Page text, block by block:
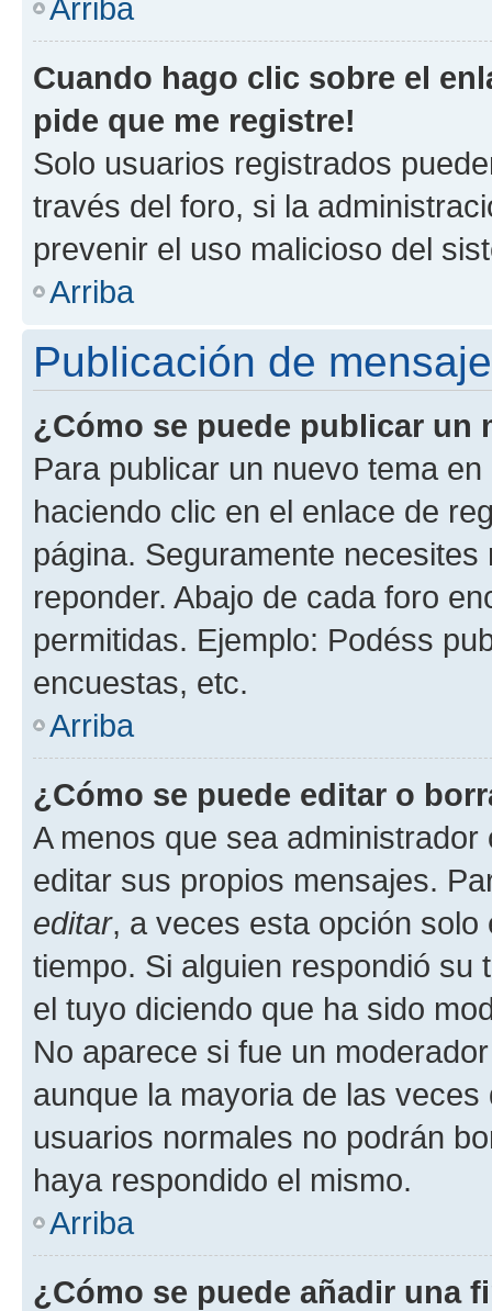
Arriba
Cuando hago clic sobre el
pide que me registre!
Solo usuarios registrados
través del foro, si la
prevenir el uso malicioso del
Arriba
Publicación de
¿Cómo se puede publicar un
Para publicar un nuevo tema
haciendo clic en el enlace de
página. Seguramente
reponder. Abajo de cada foro
permitidas. Ejemplo: Podéss
encuestas, etc.
Arriba
¿Cómo se puede editar o
A menos que sea
editar sus propios mensajes.
editar, a veces esta opción
tiempo. Si alguien respondió
el tuyo diciendo que ha sido
No aparece si fue un
aunque la mayoria de las
usuarios normales no podrán
haya respondido el mismo.
Arriba
¿Cómo se puede añadir una